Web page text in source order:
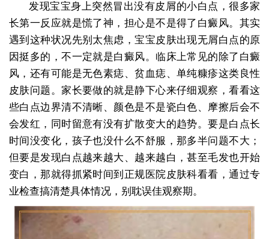
发现宝宝身上突然冒出没有皮屑的小白点，很多家
长第一反应就是慌了神，担心是不是得了白癜风。其实
遇到这种状况先别太焦虑，宝宝皮肤出现无屑白点的原
因挺多的，不一定就是白癜风。临床上常见的除了白癜
风，还有可能是无色素痣、贫血痣、单纯糠疹这类良性
皮肤问题。家长要做的就是静下心来仔细观察，看看这
些白点边界清不清晰、颜色是不是瓷白色、摩擦后会不
会发红，同时留意有没有扩散变大的趋势。要是白点长
时间没变化，孩子也没什么不舒服，那多半问题不大；
但要是发现白点越来越大、越来越白，甚至毛发也开始
变白，那就得抓紧时间到正规医院皮肤科看看，通过专
业检查搞清楚具体情况，别耽误佳观察期。